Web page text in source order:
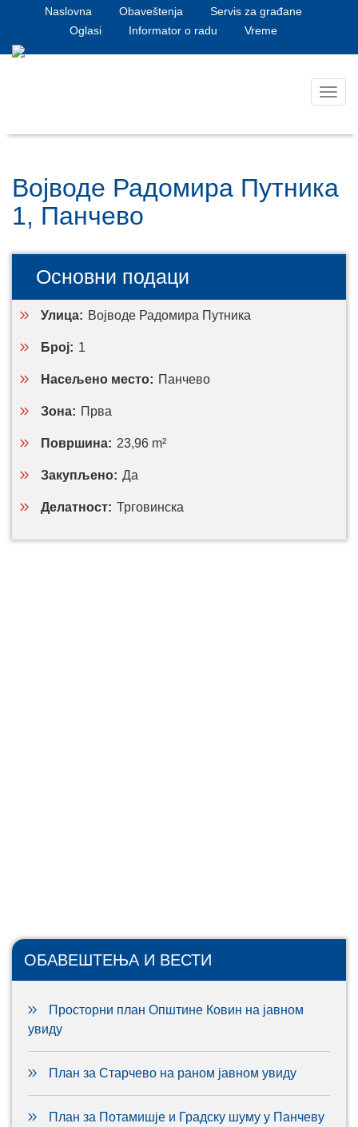
Naslovna Obaveštenja
Servis za građane
Oglasi
Informator o radu Vreme
Војводе Радомира Путника
1, Панчево
Основни подаци
Улица: Војводе Радомира Путника
Број: 1
Насељено место: Панчево
Зона: Прва
Површина: 23,96 m²
Закупљено: Да
Делатност: Трговинска
ОБАВЕШТЕЊА И ВЕСТИ
Просторни план Општине Ковин на јавном
увиду
План за Старчево на раном јавном увиду
План за Потамишје и Градску шуму у Панчеву